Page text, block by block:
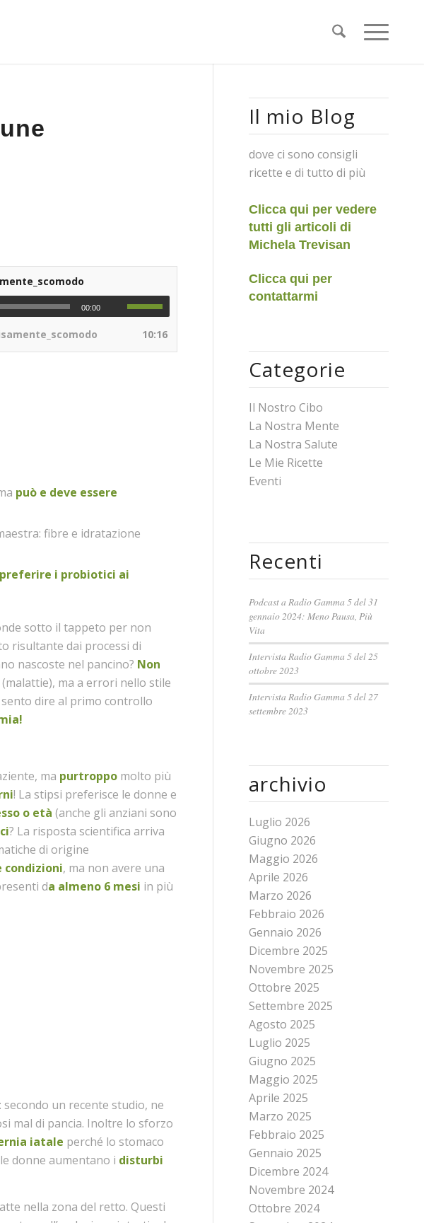
00:00
10:16
può e deve essere
fibre e idratazione
preferire i probiotici ai
sotto il tappeto per non
risultante dai processi di
nascoste nel pancino? Non
ma a errori nello stile
dire al primo controllo
ma purtroppo molto più
! La stipsi preferisce le donne e
o età (anche gli anziani sono
? La risposta scientifica arriva
di origine
condizioni, ma non avere una
da almeno 6 mesi in più
un recente studio, ne
mal di pancia. Inoltre lo sforzo
iatale perché lo stomaco
donne aumentano i disturbi
nella zona del retto. Questi
Il mio Blog
dove ci sono consigli
ricette e di tutto di più
Clicca qui per vedere
tutti gli articoli di
Michela Trevisan
Clicca qui per
contattarmi
Categorie
Il Nostro Cibo
La Nostra Mente
La Nostra Salute
Le Mie Ricette
Eventi
Recenti
Podcast a Radio Gamma 5 del 31
gennaio 2024: Meno Pausa, Più
Vita
Intervista Radio Gamma 5 del 25
ottobre 2023
Intervista Radio Gamma 5 del 27
settembre 2023
archivio
Luglio 2026
Giugno 2026
Maggio 2026
Aprile 2026
Marzo 2026
Febbraio 2026
Gennaio 2026
Dicembre 2025
Novembre 2025
Ottobre 2025
Settembre 2025
Agosto 2025
Luglio 2025
Giugno 2025
Maggio 2025
Aprile 2025
Marzo 2025
Febbraio 2025
Gennaio 2025
Dicembre 2024
Novembre 2024
Ottobre 2024